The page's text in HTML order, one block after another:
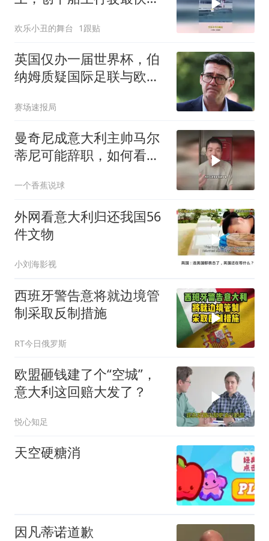
欢乐小丑的舞台 1跟贴
英国仅办一届世界杯，伯
纳姆质疑国际足联与欧足
赛场速报局
曼奇尼成意大利主帅马尔
蒂尼可能辞职，如何看待
一个香蕉说球
外网看意大利归还我国56
件文物
小刘海影视
西班牙警告意将就边境管
制采取反制措施
RT今日俄罗斯
欧盟砸钱建了个“空城”，
意大利这回赔大发了？
悦心知足
天空硬糖消
因凡蒂诺道歉